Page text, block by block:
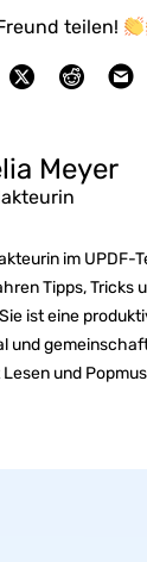
teilen!
Meyer
im UPDF-
Tipps, Tricks
ist eine
und
und